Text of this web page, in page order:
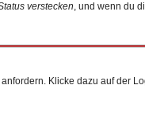
verstecken, und wenn du
Klicke dazu auf der